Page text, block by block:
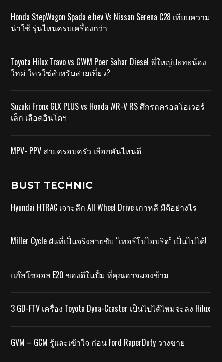
Honda StepWagon Spada e:hev Vs Nissan Serena C28 เทียบความ
น่าใช้ รุ่นไหนครบเครื่องกว่า
Toyota Hilux Travo vs GWM Poer Sahar Diesel พี่ใหญ่ปะทะน้อง
ใหม่ ใครใช่สำหรับสายเที่ยว?
Suzuki Fronx GLX PLUS vs Honda WR-V RS ศึกรถครอสโอเวอร์
เล็ก เลือดอินโดฯ
MPV- PPV สายครอบครัว เลือกคันไหนดี
BUST TECHNIC
Hyundai HTRAC เจาะลึก All Wheel Drive เกาหลี มีดีอย่างไร
Miller Cycle ฝันที่เป็นจริงสายขับ “เทอร์โบไฮบริด” เป็นไปได้!
แก๊สโซฮอล E20 ของดีในปั้ม ที่คุณอาจมองข้าม
3 GD-FTV เครื่อง Toyota Dyna-Coaster เป็นไปได้ไหมจะลง Hilux
GVM – GCM รู้และเข้าใจ ก่อน Ford RaperDuty วางขาย